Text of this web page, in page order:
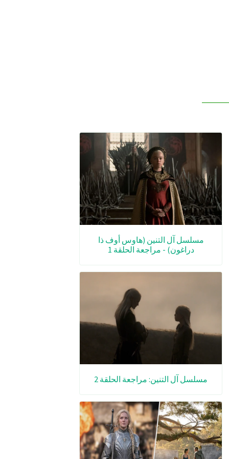
مسلسل آل التنين (هاوس أوف ذا
دراغون) - مراجعة الحلقة 1
مسلسل آل التنين: مراجعة الحلقة 2